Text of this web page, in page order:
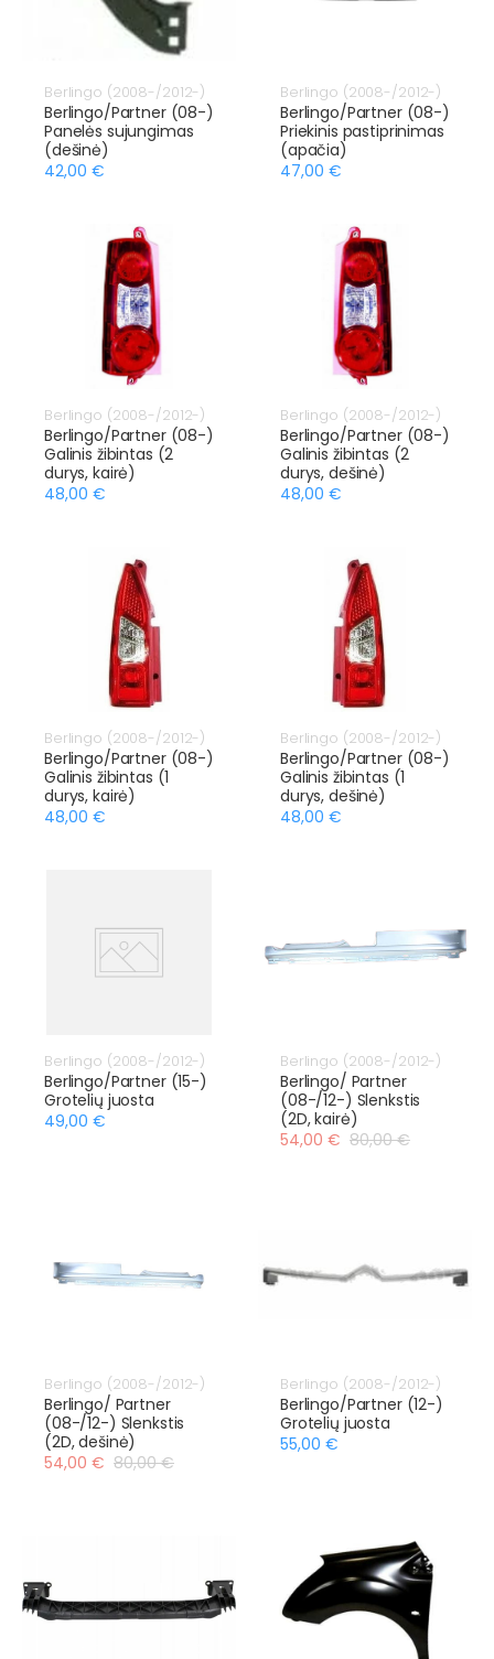
Berlingo (2008-/2012-)
Berlingo/Partner (08-)
Panelės sujungimas
(dešinė)
42,00 €
Berlingo (2008-/2012-)
Berlingo/Partner (08-)
Priekinis pastiprinimas
(apačia)
47,00 €
Berlingo (2008-/2012-)
Berlingo/Partner (08-)
Galinis žibintas (2
durys, kairė)
48,00 €
Berlingo (2008-/2012-)
Berlingo/Partner (08-)
Galinis žibintas (2
durys, dešinė)
48,00 €
Berlingo (2008-/2012-)
Berlingo/Partner (08-)
Galinis žibintas (1
durys, kairė)
48,00 €
Berlingo (2008-/2012-)
Berlingo/Partner (08-)
Galinis žibintas (1
durys, dešinė)
48,00 €
Berlingo (2008-/2012-)
Berlingo/Partner (15-)
Grotelių juosta
49,00 €
Berlingo (2008-/2012-)
Berlingo/ Partner
(08-/12-) Slenkstis
(2D, kairė)
54,00 € 80,00 €
Berlingo (2008-/2012-)
Berlingo/ Partner
(08-/12-) Slenkstis
(2D, dešinė)
54,00 € 80,00 €
Berlingo (2008-/2012-)
Berlingo/Partner (12-)
Grotelių juosta
55,00 €